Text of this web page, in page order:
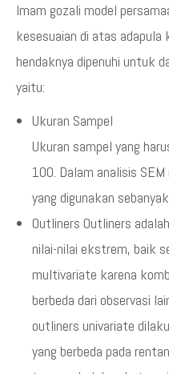
Imam gozali model
kesesuaian di atas
hendaknya dipenuhi untuk
yaitu:
Ukuran Sampel
Ukuran sampel yang
100. Dalam analisis
yang digunakan
Outliners Outliners
nilai-nilai ekstrem, baik
multivariate karena
berbeda dari observasi
outliners univariate
yang berbeda pada